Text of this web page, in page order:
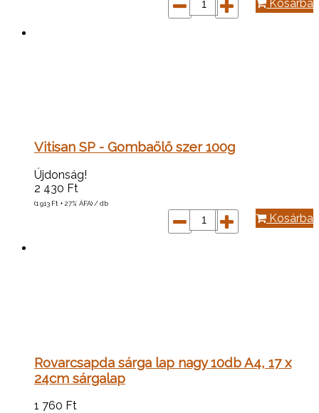
Kosárba
Vitisan SP - Gombaölő szer 100g
Újdonság!
2 430 Ft
(1 913 Ft + 27% ÁFA) / db
Kosárba
Rovarcsapda sárga lap nagy 10db A4, 17 x
24cm sárgalap
1 760 Ft